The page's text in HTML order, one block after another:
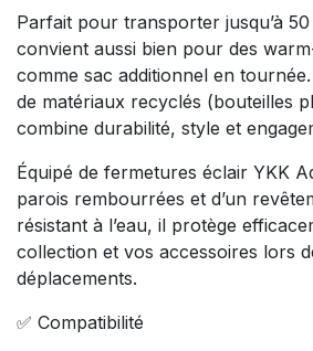
Parfait pour transporter jusqu’à 50
convient aussi bien pour des
comme sac additionnel en
de matériaux recyclés (bouteilles
combine durabilité, style et
Équipé de fermetures éclair YKK
parois rembourrées et d’un
résistant à l’eau, il protège
collection et vos accessoires lors
déplacements.
✅ Compatibilité